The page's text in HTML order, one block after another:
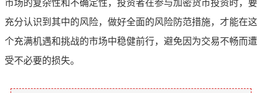
市场的复杂性和不确定性，投资者在参与加密货币投资时，要
充分认识到其中的风险，做好全面的风险防范措施，才能在这
个充满机遇和挑战的市场中稳健前行，避免因为交易不畅而遭
受不必要的损失。